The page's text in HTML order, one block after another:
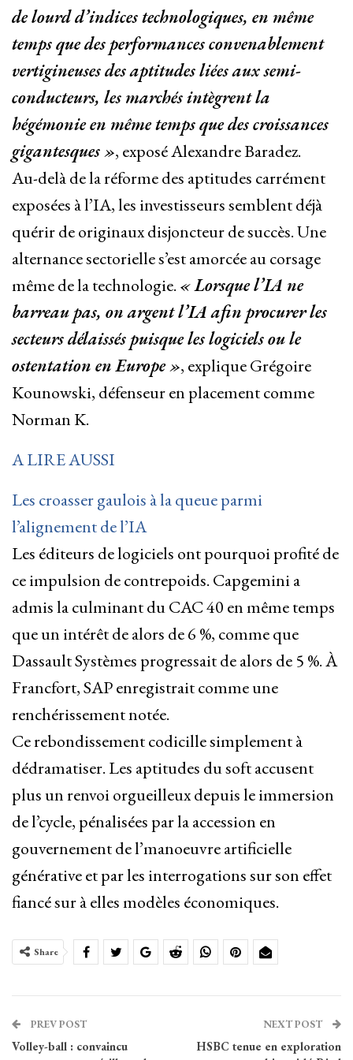
de lourd d’indices technologiques, en même
temps que des performances convenablement
vertigineuses des aptitudes liées aux semi-
conducteurs, les marchés intègrent la
hégémonie en même temps que des croissances
gigantesques », exposé Alexandre Baradez.
Au-delà de la réforme des aptitudes carrément
exposées à l’IA, les investisseurs semblent déjà
quérir de originaux disjoncteur de succès. Une
alternance sectorielle s’est amorcée au corsage
même de la technologie. « Lorsque l’IA ne
barreau pas, on argent l’IA afin procurer les
secteurs délaissés puisque les logiciels ou le
ostentation en Europe », explique Grégoire
Kounowski, défenseur en placement comme
Norman K.
A LIRE AUSSI
Les croasser gaulois à la queue parmi
l’alignement de l’IA
Les éditeurs de logiciels ont pourquoi profité de
ce impulsion de contrepoids. Capgemini a
admis la culminant du CAC 40 en même temps
que un intérêt de alors de 6 %, comme que
Dassault Systèmes progressait de alors de 5 %. À
Francfort, SAP enregistrait comme une
renchérissement notée.
Ce rebondissement codicille simplement à
dédramatiser. Les aptitudes du soft accusent
plus un renvoi orgueilleux depuis le immersion
de l’cycle, pénalisées par la accession en
gouvernement de l’manoeuvre artificielle
générative et par les interrogations sur son effet
fiancé sur à elles modèles économiques.
Share
PREV POST
Volley-ball : convaincu
NEXT POST
HSBC tenue en exploration